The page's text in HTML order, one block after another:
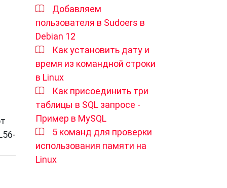
Добавляем
пользователя в Sudoers в
Debian 12
Как установить дату и
время из командной строки
в Linux
Как присоединить три
таблицы в SQL запросе -
Пример в MySQL
5 команд для проверки
использования памяти на
Linux